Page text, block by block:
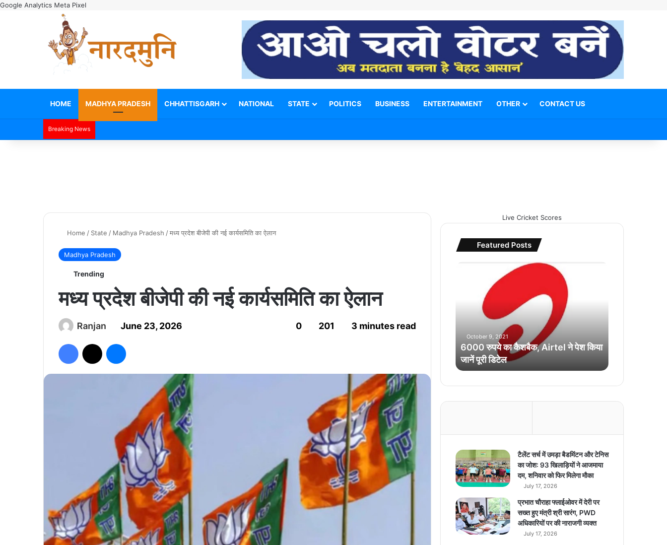
Google Analytics Meta Pixel
HOME MADHYA PRADESH CHHATTISGARH NATIONAL STATE POLITICS BUSINESS ENTERTAINMENT OTHER CONTACT US
Breaking News
Home / State / Madhya Pradesh /मध्य प्रदेश बीजेपी की नई कार्यसमिति का ऐलान
Madhya Pradesh
Trending
मध्य प्रदेश बीजेपी की नई कार्यसमिति का ऐलान
Ranjan June 23, 2026 0 201 3 minutes read
Live Cricket Scores
Featured Posts
बै
A
t
l
ने
पे
श
कि
या
जा
नें
October 9, 2021
6000 रुपये का कैशबैक, Airtel ने पेश किया
जानें पूरी डिटेल
टैलेंट सर्च में उमड़ा बैडमिंटन और टेनिस
का जोश: 93 खिलाड़ियों ने आजमाया
दम, शनिवार को फिर मिलेगा मौका
July 17, 2026
प्रभात चौराहा फ्लाईओवर में देरी पर
सख्त हुए मंत्री श्री सारंग, PWD
अधिकारियों पर की नाराजगी व्यक्त
July 17, 2026